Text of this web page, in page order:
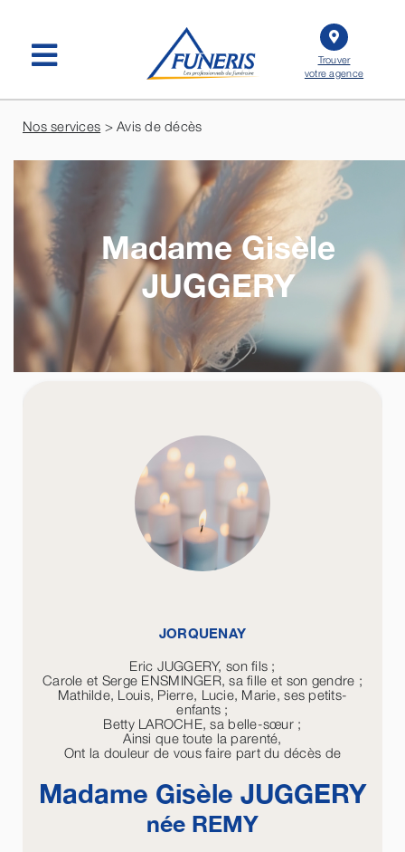
contenu
Trouver
votre agence
Nos services > Avis de décès
Madame Gisèle
JUGGERY
JORQUENAY
Eric JUGGERY, son fils ;
Carole et Serge ENSMINGER, sa fille et son gendre ;
Mathilde, Louis, Pierre, Lucie, Marie, ses petits-
enfants ;
Betty LAROCHE, sa belle-sœur ;
Ainsi que toute la parenté,
Ont la douleur de vous faire part du décès de
Madame Gisèle JUGGERY
née REMY